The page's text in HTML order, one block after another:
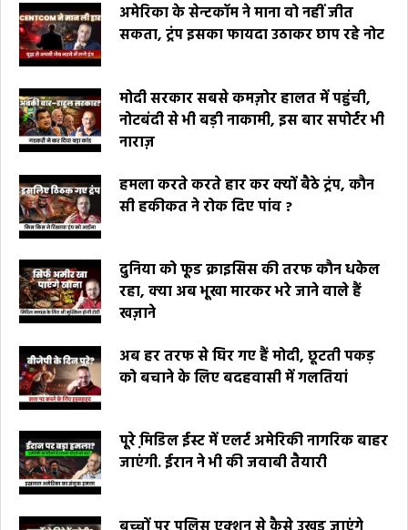
अमेरिका के सेन्टकॉम ने माना वो नहीं जीत
सकता, ट्रंप इसका फायदा उठाकर छाप रहे नोट
मोदी सरकार सबसे कमज़ोर हालत में पहुंची,
नोटबंदी से भी बड़ी नाकामी, इस बार सपोर्टर भी
नाराज़
हमला करते करते हार कर क्यों बैठे ट्रंप, कौन
सी हकीकत ने रोक दिए पांव ?
दुनिया को फूड क्राइसिस की तरफ कौन धकेल
रहा, क्या अब भूखा मारकर भरे जाने वाले हैं
खज़ाने
अब हर तरफ से घिर गए हैं मोदी, छूटती पकड़
को बचाने के लिए बदहवासी में गलतियां
पूरे मि़डिल ईस्ट में एलर्ट अमेरिकी नागरिक बाहर
जाएंगी. ईरान ने भी की जवाबी तैयारी